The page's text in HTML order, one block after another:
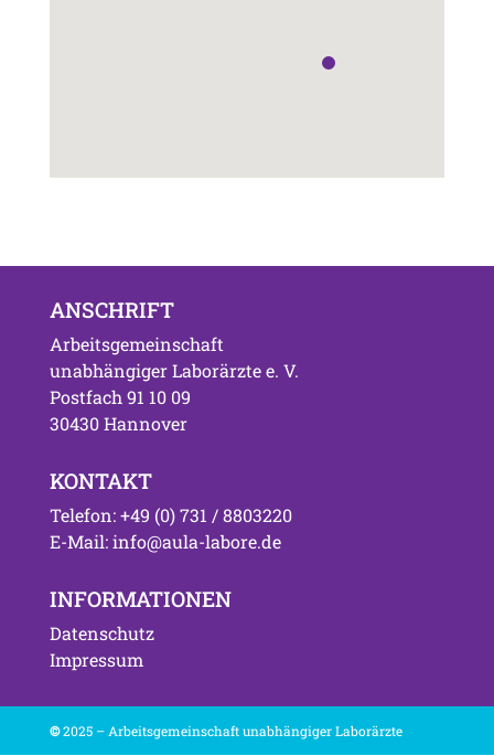
ANSCHRIFT
Arbeitsgemeinschaft
unabhängiger Laborärzte e. V.
Postfach 91 10 09
30430 Hannover
KONTAKT
Telefon: +49 (0) 731 / 8803220
E-Mail: info@aula-labore.de
INFORMATIONEN
Datenschutz
Impressum
©2025 – Arbeitsgemeinschaft unabhängiger Laborärzte